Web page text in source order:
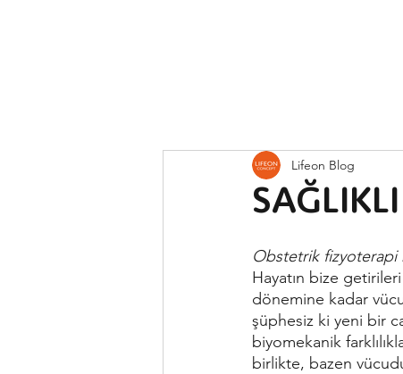
Lifeon Blog
Obstetrik fizyoterapi
Hayatın bize
dönemine kadar
şüphesiz ki yeni bir
biyomekanik
birlikte, bazen